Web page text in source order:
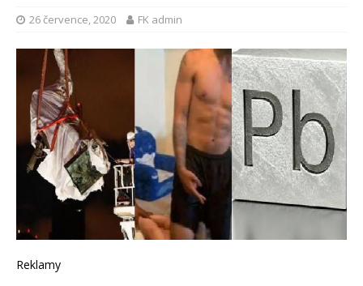
26 července, 2020 FK admin
Reklamy